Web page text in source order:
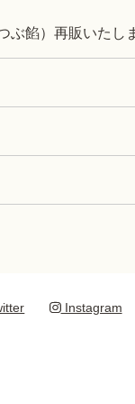
餡）再販いたし
Instagram